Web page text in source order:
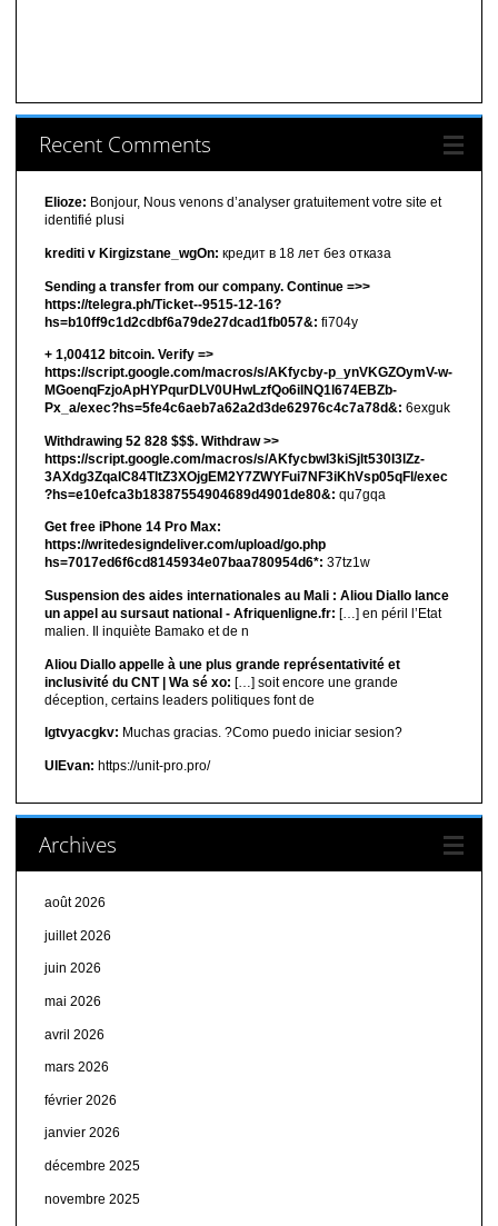
Recent Comments
Elioze: Bonjour, Nous venons d’analyser gratuitement votre site et
identifié plusi
krediti v Kirgizstane_wgOn: кредит в 18 лет без отказа
Sending a transfer from our company. Continue =>>
https://telegra.ph/Ticket--9515-12-16?
hs=b10ff9c1d2cdbf6a79de27dcad1fb057&: fi704y
+ 1,00412 bitсоin. Verify =>
https://script.google.com/macros/s/AKfycby-p_ynVKGZOymV-w-
MGoenqFzjoApHYPqurDLV0UHwLzfQo6ilNQ1l674EBZb-
Px_a/exec?hs=5fe4c6aeb7a62a2d3de62976c4c7a78d&: 6exguk
Withdrawing 52 828 $$$. Withdrаw >>
https://script.google.com/macros/s/AKfycbwl3kiSjlt530I3lZz-
3AXdg3ZqalC84TltZ3XOjgEM2Y7ZWYFui7NF3iKhVsp05qFl/exec
?hs=e10efca3b18387554904689d4901de80&: qu7gqa
Get free iPhone 14 Pro Max:
https://writedesigndeliver.com/upload/go.php
hs=7017ed6f6cd8145934e07baa780954d6*: 37tz1w
Suspension des aides internationales au Mali : Aliou Diallo lance
un appel au sursaut national - Afriquenligne.fr: […] en péril l’Etat
malien. Il inquiète Bamako et de n
Aliou Diallo appelle à une plus grande représentativité et
inclusivité du CNT | Wa sé xo: […] soit encore une grande
déception, certains leaders politiques font de
lgtvyacgkv: Muchas gracias. ?Como puedo iniciar sesion?
UIEvan: https://unit-pro.pro/
Archives
août 2026
juillet 2026
juin 2026
mai 2026
avril 2026
mars 2026
février 2026
janvier 2026
décembre 2025
novembre 2025